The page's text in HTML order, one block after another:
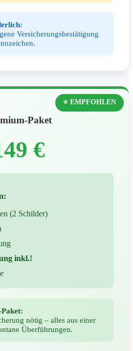
Versicherungsbestätigung
Paket
⭐ EMPFOHLEN
€
(2 Schilder)
inkl.!
nötig – alles aus einer
Überführungen.